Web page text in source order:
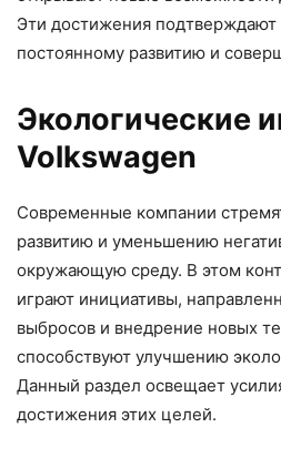
Эти достижения
постоянному развитию и
Экологические
Volkswagen
Современные компании
развитию и уменьшению
окружающую среду. В этом
играют инициативы,
выбросов и внедрение новых
способствуют улучшению
Данный раздел освещает
достижения этих целей.